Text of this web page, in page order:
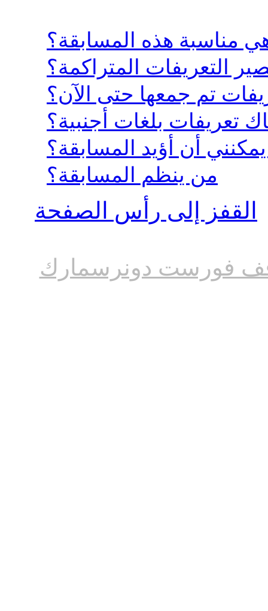
مناسبة هذه المسابقة؟
التعريفات المتراكمة؟
تم جمعها حتى الآن؟
تعريفات بلغات أجنبية؟
أن أؤيد المسابقة؟
من ينظم المسابقة؟
القفز إلى رأس الصفحة
فورست دونرسمارك